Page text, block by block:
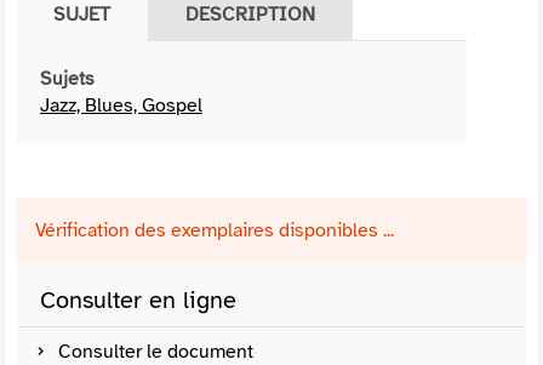
SUJET DESCRIPTION
Sujets
Jazz, Blues, Gospel
Vérification des exemplaires disponibles ...
Consulter en ligne
Consulter le document